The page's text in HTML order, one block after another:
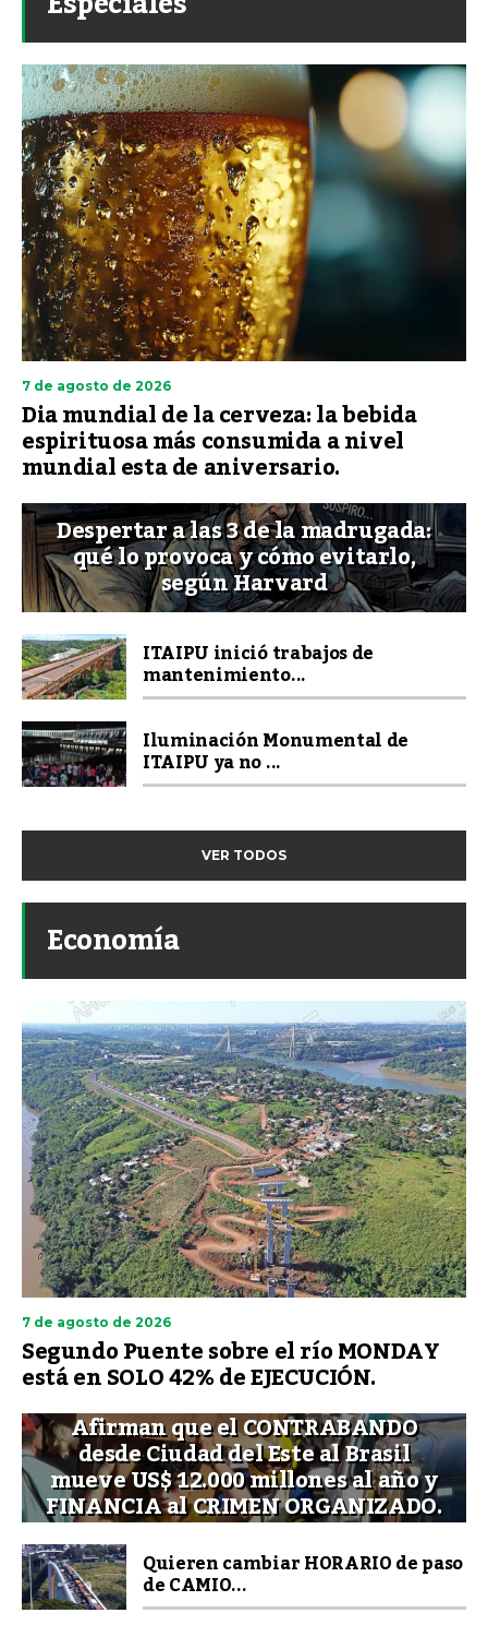
7 de agosto de 2026
Dia mundial de la cerveza: la bebida
espirituosa más consumida a nivel
mundial esta de aniversario.
Despertar a las 3 de la madrugada:
qué lo provoca y cómo evitarlo,
según Harvard
ITAIPU inició trabajos de
mantenimiento...
Iluminación Monumental de
ITAIPU ya no ...
VER TODOS
Economía
7 de agosto de 2026
Segundo Puente sobre el río MONDAY
está en SOLO 42% de EJECUCIÓN.
Afirman que el CONTRABANDO
desde Ciudad del Este al Brasil
mueve US$ 12.000 millones al año y
FINANCIA al CRIMEN ORGANIZADO.
Quieren cambiar HORARIO de paso
de CAMIO...